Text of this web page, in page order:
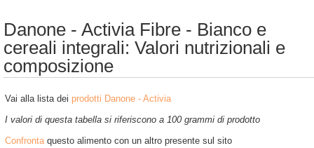
Danone - Activia Fibre - Bianco e
cereali integrali: Valori nutrizionali e
composizione
Vai alla lista dei prodotti Danone - Activia
I valori di questa tabella si riferiscono a 100 grammi di prodotto
Confrontaquesto alimento con un altro presente sul sito